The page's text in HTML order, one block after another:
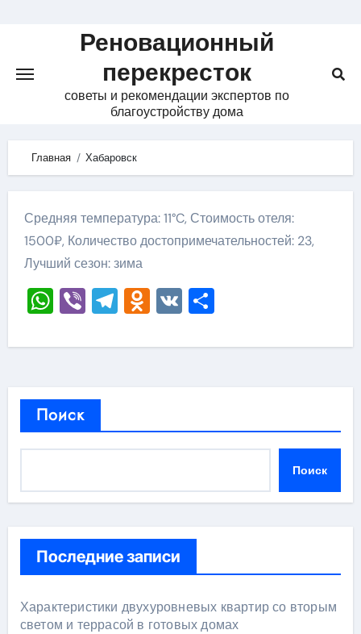
Реновационный
перекресток
советы и рекомендации экспертов по
благоустройству дома
Главная Хабаровск
Средняя температура: 11°C, Стоимость отеля:
1500₽, Количество достопримечательностей: 23,
Лучший сезон: зима
WhatsApp
ViberTelegram
Odnoklassniki
VKОтправить
Поиск
Поиск
Последние записи
Характеристики двухуровневых квартир со вторым
светом и террасой в готовых домах